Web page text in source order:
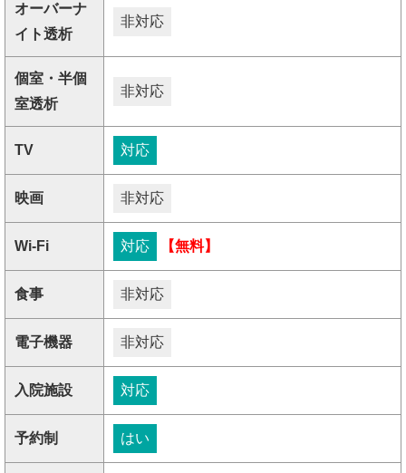
オーバーナ
イト透析
非対応
個室・半個
室透析
非対応
TV 対応
映画 非対応
Wi-Fi 対応 【無料】
食事 非対応
電子機器 非対応
入院施設 対応
予約制 はい